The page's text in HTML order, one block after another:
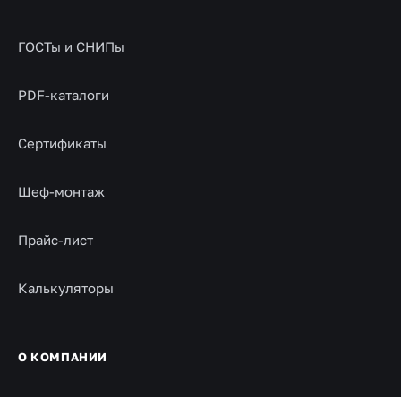
ГОСТы и СНИПы
PDF-каталоги
Сертификаты
Шеф-монтаж
Прайс-лист
Калькуляторы
О КОМПАНИИ